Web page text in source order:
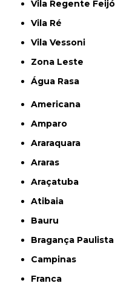
Vila Regente Feijó
Vila Ré
Vila Vessoni
Zona Leste
Água Rasa
Americana
Amparo
Araraquara
Araras
Araçatuba
Atibaia
Bauru
Bragança Paulista
Campinas
Franca